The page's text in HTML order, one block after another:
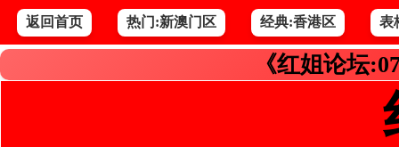
返回首页 热门:新澳门区 经典:香港区 表
《红姐论坛